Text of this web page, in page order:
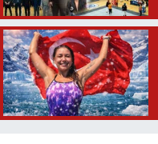
Tenis
Triatlon
Voleybol